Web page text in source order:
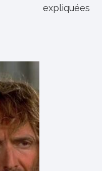
expliquées